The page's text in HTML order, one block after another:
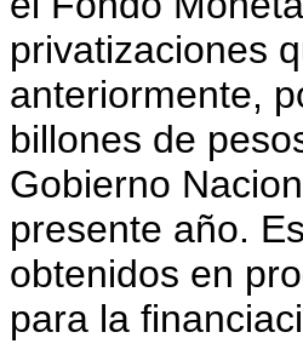
privatizaciones
anteriormente,
billones de
Gobierno
presente año.
obtenidos en
para la